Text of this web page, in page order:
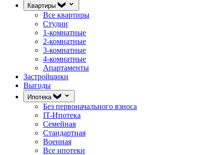
Квартиры
Все квартиры
Студии
1-комнатные
2-комнатные
3-комнатные
4-комнатные
Апартаменты
Застройщики
Выгоды
Ипотека
Без первоначального взноса
IT-Ипотека
Семейная
Стандартная
Военная
Все ипотеки